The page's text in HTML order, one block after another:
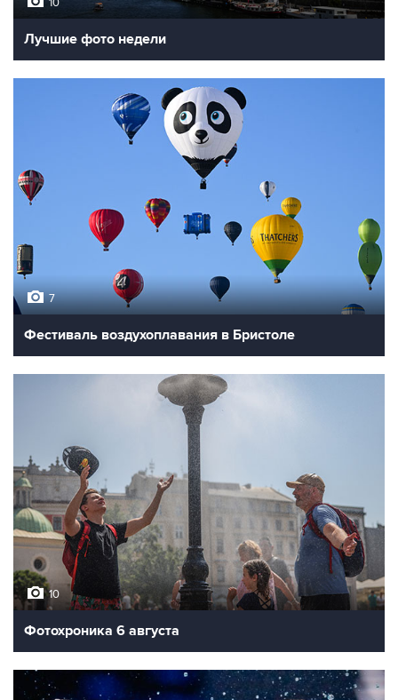
10
Лучшие фото недели
7
Фестиваль воздухоплавания в Бристоле
10
Фотохроника 6 августа